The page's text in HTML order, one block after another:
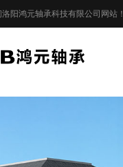
阳鸿元轴承科技有限公司网站！